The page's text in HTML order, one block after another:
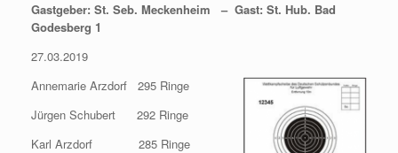
Gastgeber: St. Seb. Meckenheim – Gast: St. Hub. Bad
Godesberg 1
27.03.2019
Annemarie Arzdorf 295 Ringe
Jürgen Schubert 292 Ringe
Karl Arzdorf 285 Ringe